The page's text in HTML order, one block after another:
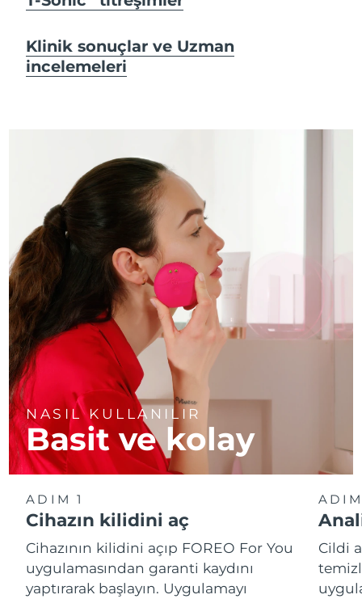
Klinik sonuçlar ve Uzman
incelemeleri
NASIL KULLANILIR
Basit ve kolay
ADIM 1
Cihazın kilidini aç
Cihazının kilidini açıp FOREO For You
uygulamasından garanti kaydını
yaptırarak başlayın. Uygulamayı
Cildi